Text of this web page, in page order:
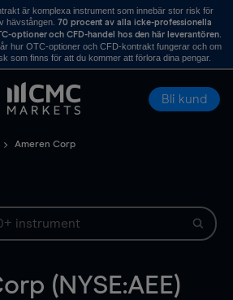
är komplexa instrument som innebär stor risk för
hävstången. 70 procent av alla icke-professionella
optioner och CFD-handel hos den här leverantören.
hur OTC-optioner och CFD-kontrakt fungerar och om
som finns för att du kommer att förlora dina pengar.
Bli kund
Ameren Corp
(NYSE:AEE)